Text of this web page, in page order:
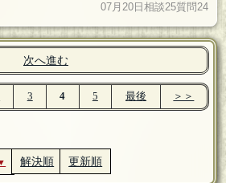
07月20日 相談25質問24
次へ進む
3 4 5 最後 ＞＞
解決順 更新順